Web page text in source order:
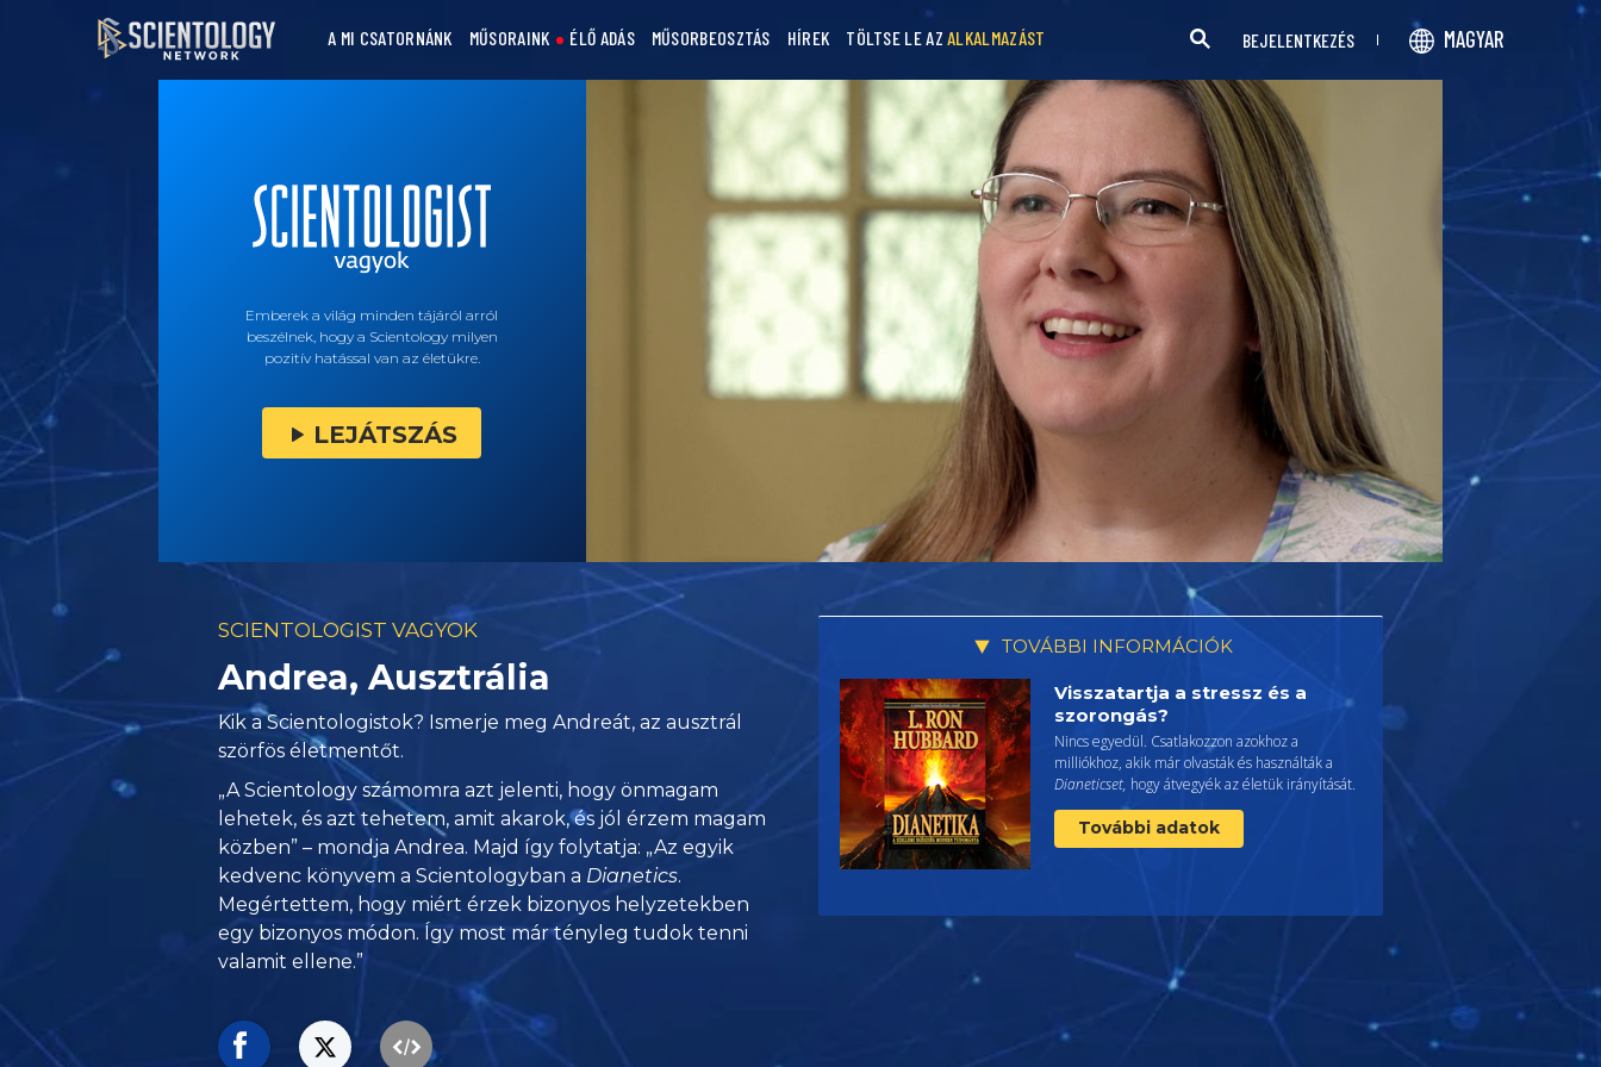
A MI CSATORNÁNK MŰSORAINK ÉLŐ ADÁS MŰSORBEOSZTÁS HÍREK TÖLTSE LE AZALKALMAZÁST BEJELENTKEZÉS MAGYAR
Emberek a világ minden tájáról arról
beszélnek, hogy a Scientology milyen
pozitív hatással van az életükre.
LEJÁTSZÁS
SCIENTOLOGIST VAGYOK
Andrea, Ausztrália
Kik a Scientologistok? Ismerje meg Andreát, az ausztrál
szörfös életmentőt.
„A Scientology számomra azt jelenti, hogy önmagam
lehetek, és azt tehetem, amit akarok, és jól érzem magam
közben” – mondja Andrea. Majd így folytatja: „Az egyik
kedvenc könyvem a Scientologyban a Dianetics.
Megértettem, hogy miért érzek bizonyos helyzetekben
egy bizonyos módon. Így most már tényleg tudok tenni
valamit ellene.”
TOVÁBBI INFORMÁCIÓK
Visszatartja a stressz és a
szorongás?
Nincs egyedül. Csatlakozzon azokhoz a
milliókhoz, akik már olvasták és használták a
Dianeticset, hogy átvegyék az életük irányítását.
További adatok